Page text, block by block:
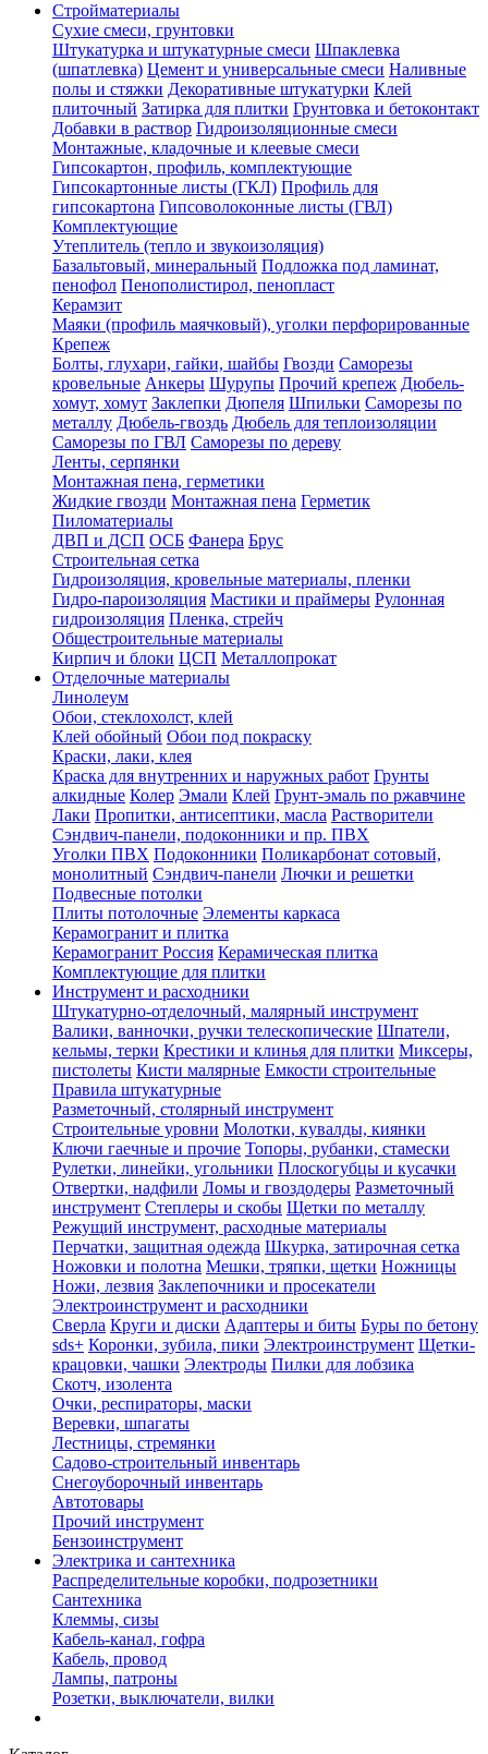
Стройматериалы
Сухие смеси, грунтовки
Штукатурка и штукатурные смеси Шпаклевка
(шпатлевка) Цемент и универсальные смеси Наливные
полы и стяжки Декоративные штукатурки Клей
плиточный Затирка для плитки Грунтовка и бетоконтакт
Добавки в раствор Гидроизоляционные смеси
Монтажные, кладочные и клеевые смеси
Гипсокартон, профиль, комплектующие
Гипсокартонные листы (ГКЛ) Профиль для
гипсокартона Гипсоволоконные листы (ГВЛ)
Комплектующие
Утеплитель (тепло и звукоизоляция)
Базальтовый, минеральный Подложка под ламинат,
пенофол Пенополистирол, пенопласт
Керамзит
Маяки (профиль маячковый), уголки перфорированные
Крепеж
Болты, глухари, гайки, шайбы Гвозди Саморезы
кровельные Анкеры Шурупы Прочий крепеж Дюбель-
хомут, хомут Заклепки Дюпеля Шпильки Саморезы по
металлу Дюбель-гвоздь Дюбель для теплоизоляции
Саморезы по ГВЛ Саморезы по дереву
Ленты, серпянки
Монтажная пена, герметики
Жидкие гвозди Монтажная пена Герметик
Пиломатериалы
ДВП и ДСП ОСБ Фанера Брус
Строительная сетка
Гидроизоляция, кровельные материалы, пленки
Гидро-пароизоляция Мастики и праймеры Рулонная
гидроизоляция Пленка, стрейч
Общестроительные материалы
Кирпич и блоки ЦСП Металлопрокат
Отделочные материалы
Линолеум
Обои, стеклохолст, клей
Клей обойный Обои под покраску
Краски, лаки, клея
Краска для внутренних и наружных работ Грунты
алкидные Колер Эмали Клей Грунт-эмаль по ржавчине
Лаки Пропитки, антисептики, масла Растворители
Сэндвич-панели, подоконники и пр. ПВХ
Уголки ПВХ Подоконники Поликарбонат сотовый,
монолитный Сэндвич-панели Лючки и решетки
Подвесные потолки
Плиты потолочные Элементы каркаса
Керамогранит и плитка
Керамогранит Россия Керамическая плитка
Комплектующие для плитки
Инструмент и расходники
Штукатурно-отделочный, малярный инструмент
Валики, ванночки, ручки телескопические Шпатели,
кельмы, терки Крестики и клинья для плитки Миксеры,
пистолеты Кисти малярные Емкости строительные
Правила штукатурные
Разметочный, столярный инструмент
Строительные уровни Молотки, кувалды, киянки
Ключи гаечные и прочие Топоры, рубанки, стамески
Рулетки, линейки, угольники Плоскогубцы и кусачки
Отвертки, надфили Ломы и гвоздодеры Разметочный
инструмент Степлеры и скобы Щетки по металлу
Режущий инструмент, расходные материалы
Перчатки, защитная одежда Шкурка, затирочная сетка
Ножовки и полотна Мешки, тряпки, щетки Ножницы
Ножи, лезвия Заклепочники и просекатели
Электроинструмент и расходники
Сверла Круги и диски Адаптеры и биты Буры по бетону
sds+ Коронки, зубила, пики Электроинструмент Щетки-
крацовки, чашки Электроды Пилки для лобзика
Скотч, изолента
Очки, респираторы, маски
Веревки, шпагаты
Лестницы, стремянки
Садово-строительный инвентарь
Снегоуборочный инвентарь
Автотовары
Прочий инструмент
Бензоинструмент
Электрика и сантехника
Распределительные коробки, подрозетники
Сантехника
Клеммы, сизы
Кабель-канал, гофра
Кабель, провод
Лампы, патроны
Розетки, выключатели, вилки